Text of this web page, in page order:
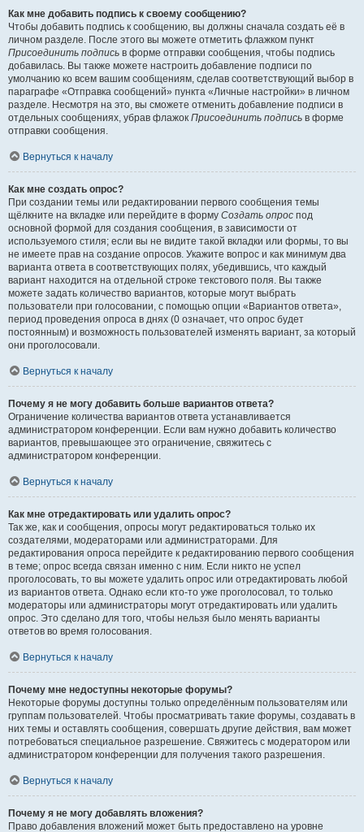
Как мне добавить подпись к своему сообщению?
Чтобы добавить подпись к сообщению, вы должны сначала создать её в
личном разделе. После этого вы можете отметить флажком пункт
Присоединить подпись в форме отправки сообщения, чтобы подпись
добавилась. Вы также можете настроить добавление подписи по
умолчанию ко всем вашим сообщениям, сделав соответствующий выбор в
параграфе «Отправка сообщений» пункта «Личные настройки» в личном
разделе. Несмотря на это, вы сможете отменить добавление подписи в
отдельных сообщениях, убрав флажок Присоединить подпись в форме
отправки сообщения.
Вернуться к началу
Как мне создать опрос?
При создании темы или редактировании первого сообщения темы
щёлкните на вкладке или перейдите в форму Создать опрос под
основной формой для создания сообщения, в зависимости от
используемого стиля; если вы не видите такой вкладки или формы, то вы
не имеете прав на создание опросов. Укажите вопрос и как минимум два
варианта ответа в соответствующих полях, убедившись, что каждый
вариант находится на отдельной строке текстового поля. Вы также
можете задать количество вариантов, которые могут выбрать
пользователи при голосовании, с помощью опции «Вариантов ответа»,
период проведения опроса в днях (0 означает, что опрос будет
постоянным) и возможность пользователей изменять вариант, за который
они проголосовали.
Вернуться к началу
Почему я не могу добавить больше вариантов ответа?
Ограничение количества вариантов ответа устанавливается
администратором конференции. Если вам нужно добавить количество
вариантов, превышающее это ограничение, свяжитесь с
администратором конференции.
Вернуться к началу
Как мне отредактировать или удалить опрос?
Так же, как и сообщения, опросы могут редактироваться только их
создателями, модераторами или администраторами. Для
редактирования опроса перейдите к редактированию первого сообщения
в теме; опрос всегда связан именно с ним. Если никто не успел
проголосовать, то вы можете удалить опрос или отредактировать любой
из вариантов ответа. Однако если кто-то уже проголосовал, то только
модераторы или администраторы могут отредактировать или удалить
опрос. Это сделано для того, чтобы нельзя было менять варианты
ответов во время голосования.
Вернуться к началу
Почему мне недоступны некоторые форумы?
Некоторые форумы доступны только определённым пользователям или
группам пользователей. Чтобы просматривать такие форумы, создавать в
них темы и оставлять сообщения, совершать другие действия, вам может
потребоваться специальное разрешение. Свяжитесь с модератором или
администратором конференции для получения такого разрешения.
Вернуться к началу
Почему я не могу добавлять вложения?
Право добавления вложений может быть предоставлено на уровне